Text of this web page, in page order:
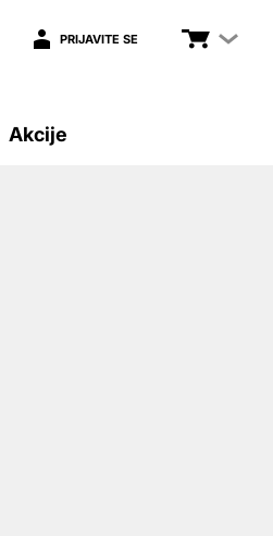
PRIJAVITE SE
Akcije